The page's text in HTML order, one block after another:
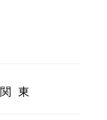
関 東